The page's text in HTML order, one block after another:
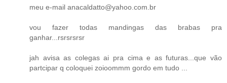
meu e-mail anacaldatto@yahoo.com.br
vou fazer todas mandingas das brabas pra
ganhar...rsrsrsrsr
jah avisa as colegas ai pra cima e as futuras...que vão
partcipar q coloquei zoioommm gordo em tudo ...